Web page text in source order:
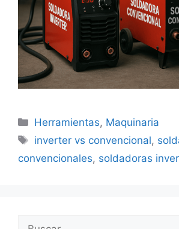
Categorías
Herramientas, Maquinaria
Etiquetas
inverter vs convencional,
convencionales, soldadoras
Buscar: